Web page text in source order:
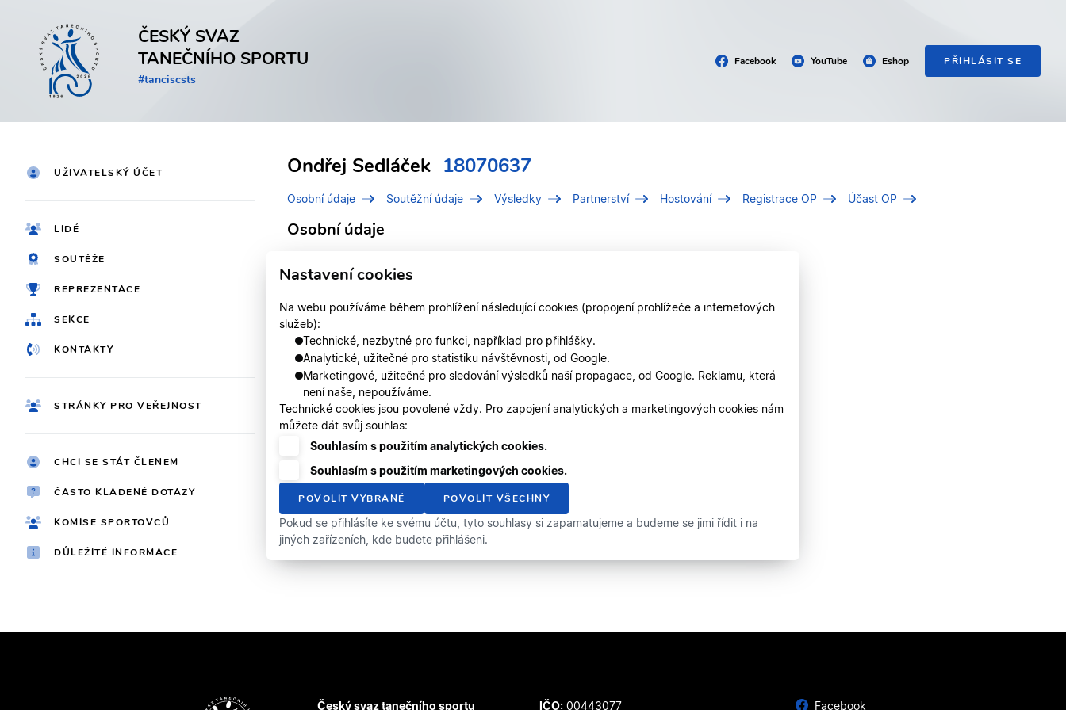
ČESKÝ SVAZ
TANEČNÍHO SPORTU
#tanciscsts
Facebook YouTube Eshop PŘIHLÁSIT SE
UŽIVATELSKÝ ÚČET
LIDÉ
SOUTĚŽE
REPREZENTACE
SEKCE
KONTAKTY
STRÁNKY PRO VEŘEJNOST
CHCI SE STÁT ČLENEM
ČASTO KLADENÉ DOTAZY
KOMISE SPORTOVCŮ
DŮLEŽITÉ INFORMACE
Ondřej Sedláček 18070637
Osobní údaje Soutěžní údaje Výsledky Partnerství Hostování Registrace OP Účast OP
Osobní údaje
Identifikační číslo (IDT)
Registrován v divizi Jihočeská divize
Český svaz tanečního sportu IČO:00443077 Facebook
Nastavení cookies
Na webu používáme během prohlížení následující cookies (propojení prohlížeče a internetových
služeb):
Technické, nezbytné pro funkci, například pro přihlášky.
Analytické, užitečné pro statistiku návštěvnosti, od Google.
Marketingové, užitečné pro sledování výsledků naší propagace, od Google. Reklamu, která
není naše, nepoužíváme.
Technické cookies jsou povolené vždy. Pro zapojení analytických a marketingových cookies nám
můžete dát svůj souhlas:
Souhlasím s použitím analytických cookies.
Souhlasím s použitím marketingových cookies.
POVOLIT VYBRANÉ POVOLIT VŠECHNY
Pokud se přihlásíte ke svému účtu, tyto souhlasy si zapamatujeme a budeme se jimi řídit i na
jiných zařízeních, kde budete přihlášeni.